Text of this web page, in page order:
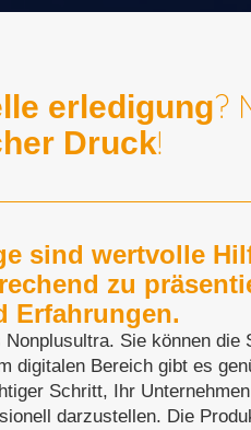
und Ihr
erledigung?
Druck!
sind wertvolle
zu
Erfahrungen.
Sie können die
digitalen Bereich gibt es
Schritt, Ihr
darzustellen. Die